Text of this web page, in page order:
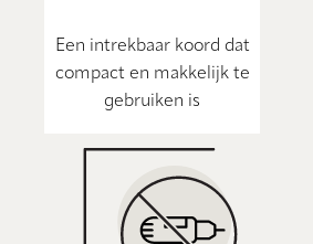
Een intrekbaar koord dat
compact en makkelijk te
gebruiken is